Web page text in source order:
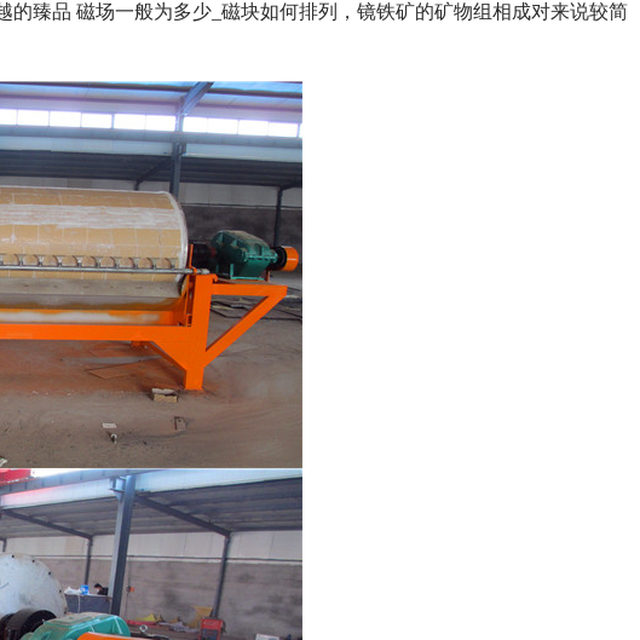
的臻品 磁场一般为多少_磁块如何排列，镜铁矿的矿物组相成对来说较简